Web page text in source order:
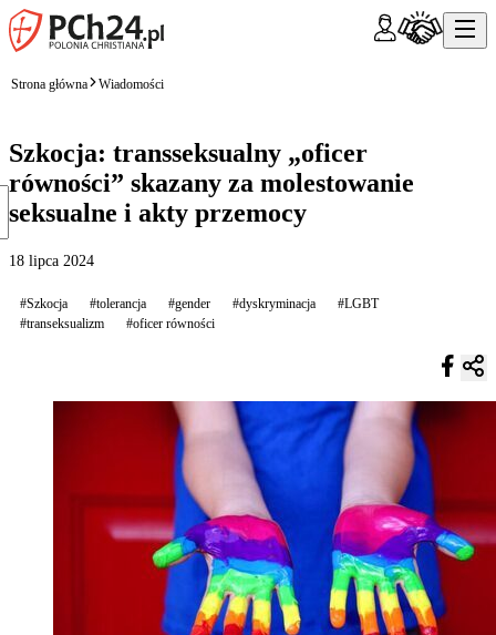
Strona główna Wiadomości
Szkocja: transseksualny „oficer
równości” skazany za molestowanie
seksualne i akty przemocy
18 lipca 2024
#Szkocja #tolerancja #gender #dyskryminacja
#LGBT
#transeksualizm
#oficer równości